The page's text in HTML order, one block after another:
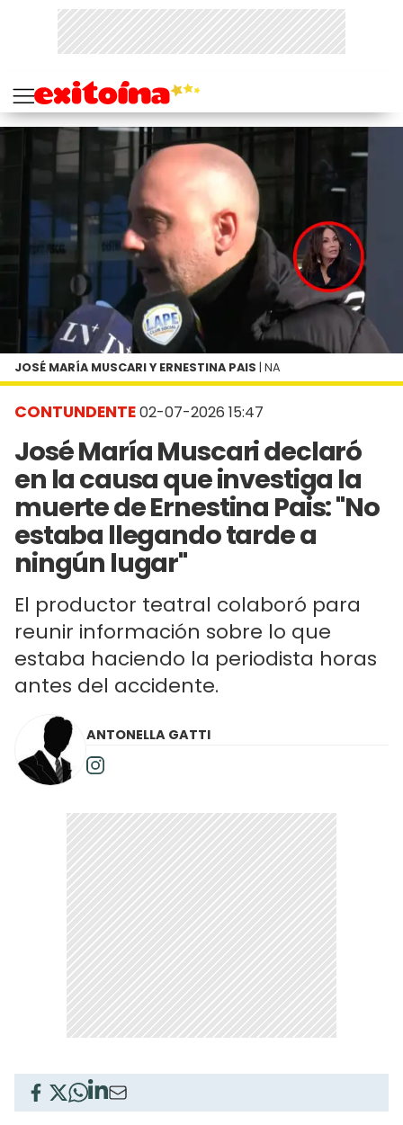
CONTUNDENTE02-07-2026 15:47
José María Muscari declaró
en la causa que investiga la
muerte de Ernestina Pais: "No
estaba llegando tarde a
ningún lugar"
El productor teatral colaboró para
reunir información sobre lo que
estaba haciendo la periodista horas
antes del accidente.
JOSÉ MARÍA MUSCARI Y ERNESTINA PAIS | NA
ANTONELLA GATTI